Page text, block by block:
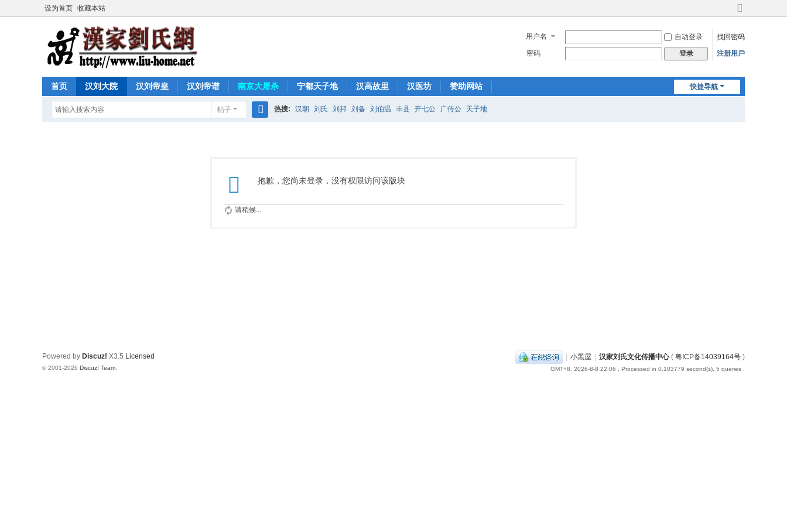
设为首页 收藏本站
切
到
宽
用户名 自动登录
找回密码
密码
登录 注册用戶
快捷导航
首页 汉刘大院 汉刘帝皇 汉刘帝谱 南京大屠杀 宁都天子地 汉高故里 汉医坊 赞助网站
帖子 热搜: 汉朝 刘氏 刘邦 刘备 刘伯温 丰县 开七公 广传公 天子地
抱歉，您尚未登录，没有权限访问该版块
请稍候...
| 小黑屋 | 汉家刘氏文化传播中心( 粤ICP备14039164号 )
GMT+8, 2026-8-8 22:06 , Processed in 0.103779 second(s), 5 queries .
Powered by Discuz! X3.5 Licensed
© 2001-2026 Discuz! Team